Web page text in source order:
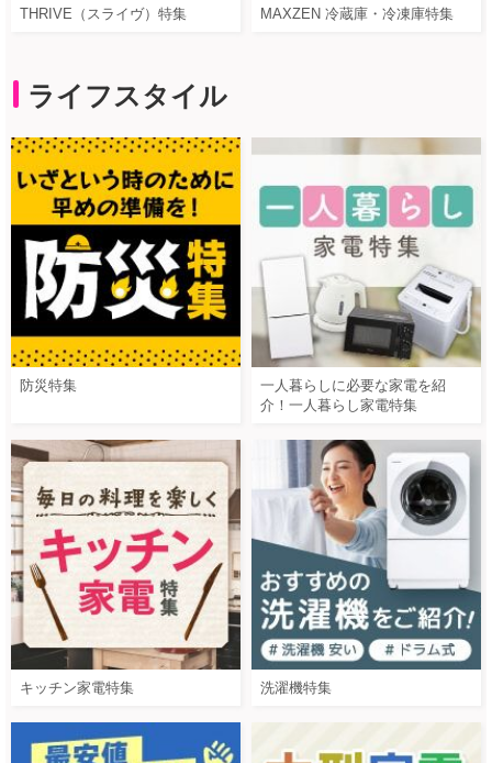
THRIVE（スライヴ）特集 MAXZEN 冷蔵庫・冷凍庫特集
ライフスタイル
防災特集
一人暮らしに必要な家電を紹
介！一人暮らし家電特集
キッチン家電特集 洗濯機特集